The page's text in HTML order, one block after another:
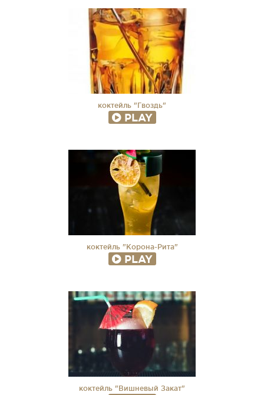
коктейль "Гвоздь"
PLAY
коктейль "Корона-Рита"
PLAY
коктейль "Вишневый Закат"